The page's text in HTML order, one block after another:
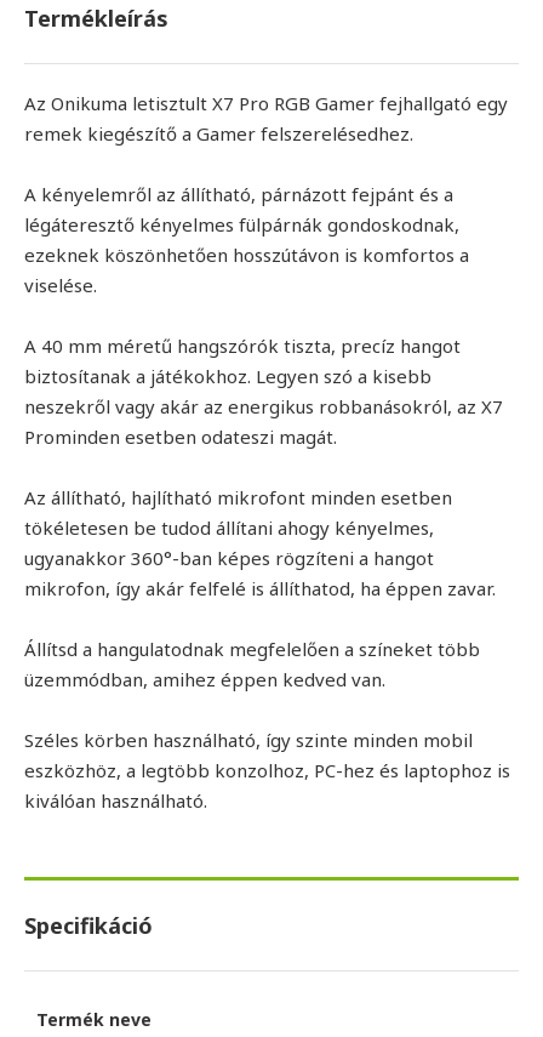
Termékleírás
Az Onikuma letisztult X7 Pro RGB Gamer fejhallgató egy
remek kiegészítő a Gamer felszerelésedhez.
A kényelemről az állítható, párnázott fejpánt és a
légáteresztő kényelmes fülpárnák gondoskodnak,
ezeknek köszönhetően hosszútávon is komfortos a
viselése.
A 40 mm méretű hangszórók tiszta, precíz hangot
biztosítanak a játékokhoz. Legyen szó a kisebb
neszekről vagy akár az energikus robbanásokról, az X7
Prominden esetben odateszi magát.
Az állítható, hajlítható mikrofont minden esetben
tökéletesen be tudod állítani ahogy kényelmes,
ugyanakkor 360°-ban képes rögzíteni a hangot
mikrofon, így akár felfelé is állíthatod, ha éppen zavar.
Állítsd a hangulatodnak megfelelően a színeket több
üzemmódban, amihez éppen kedved van.
Széles körben használható, így szinte minden mobil
eszközhöz, a legtöbb konzolhoz, PC-hez és laptophoz is
kiválóan használható.
Specifikáció
Termék neve